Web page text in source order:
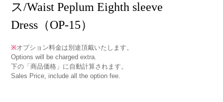
ス/Waist Peplum Eighth sleeve
Dress（OP-15）
※オプション料金は別途頂戴いたします。
Options will be charged extra.
下の「商品価格」に自動計算されます。
Sales Price, include all the option fee.